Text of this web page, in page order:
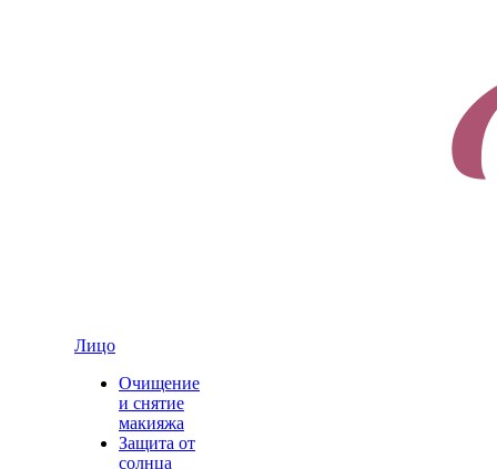
Лицо
Очищение
и снятие
макияжа
Защита от
солнца